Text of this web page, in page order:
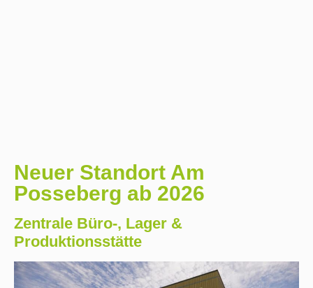
Neuer Standort Am
Posseberg ab 2026
Zentrale Büro-, Lager &
Produktionsstätte